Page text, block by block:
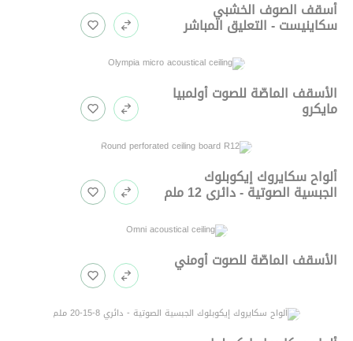
أسقف الصوف الخشبي
سكاينيست - التعليق المباشر
الأسقف الماصّة للصوت أولمبيا
مايكرو
ألواح سكايروك إيكوبلوك
الجبسية الصوتية - دائري 12 ملم
الأسقف الماصّة للصوت أومني